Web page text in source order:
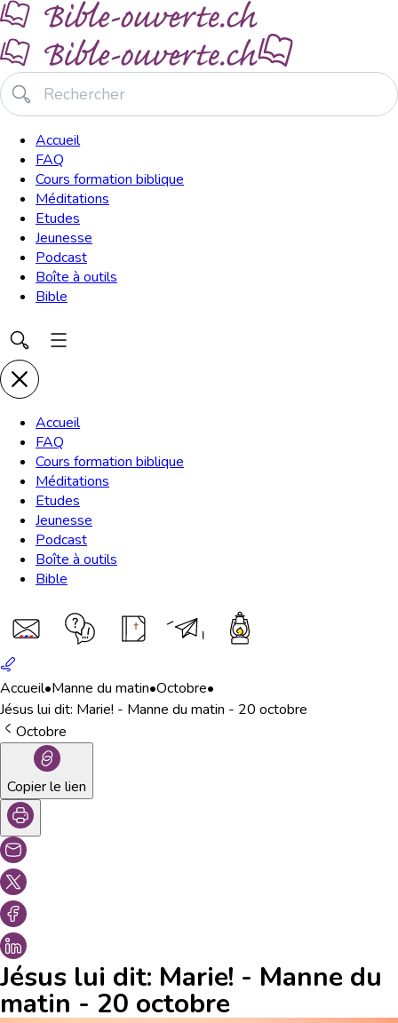
Accueil
FAQ
Cours formation biblique
Méditations
Etudes
Jeunesse
Podcast
Boîte à outils
Bible
Accueil
FAQ
Cours formation biblique
Méditations
Etudes
Jeunesse
Podcast
Boîte à outils
Bible
Accueil•Manne du matin•Octobre•
Jésus lui dit: Marie! - Manne du matin - 20 octobre
Octobre
Copier le lien
Jésus lui dit: Marie! - Manne du
matin - 20 octobre